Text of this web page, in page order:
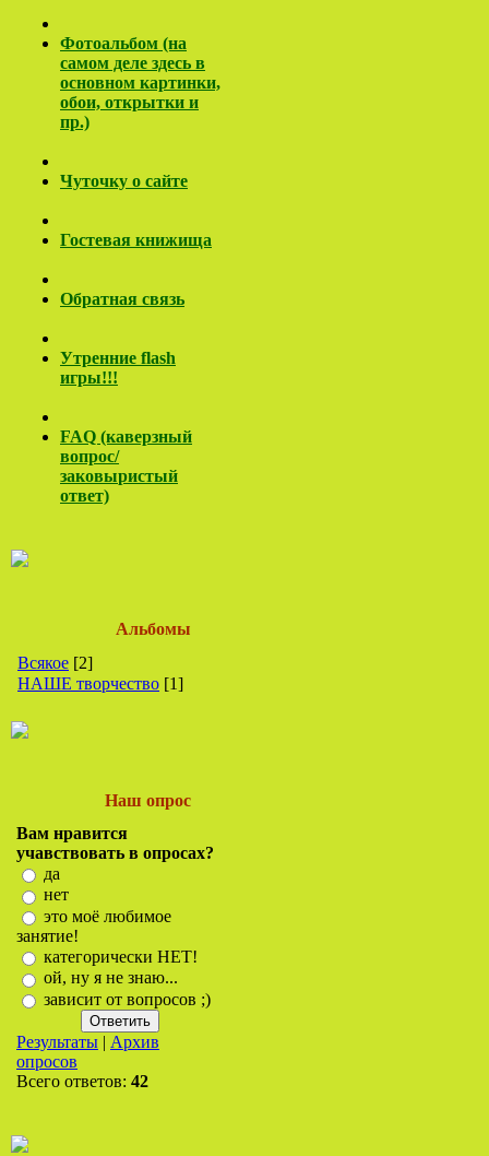
Фотоальбом (на
самом деле здесь в
основном картинки,
обои, открытки и
пр.)
Чуточку о сайте
Гостевая книжища
Обратная связь
Утренние flash
игры!!!
FAQ (каверзный
вопрос/
заковыристый
ответ)
Альбомы
Всякое [2]
НАШЕ творчество [1]
Наш опрос
Вам нравится
учавствовать в опросах?
да
нет
это моё любимое
занятие!
категорически НЕТ!
ой, ну я не знаю...
зависит от вопросов ;)
Результаты | Архив
опросов
Всего ответов: 42